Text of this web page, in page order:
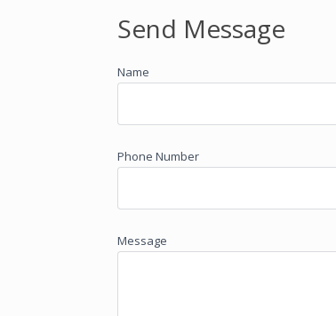
Send Message
Name
Phone Number
Message